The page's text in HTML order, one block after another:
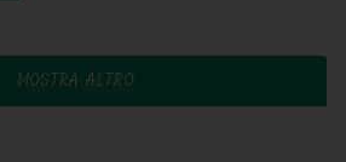
MOSTRA ALTRO